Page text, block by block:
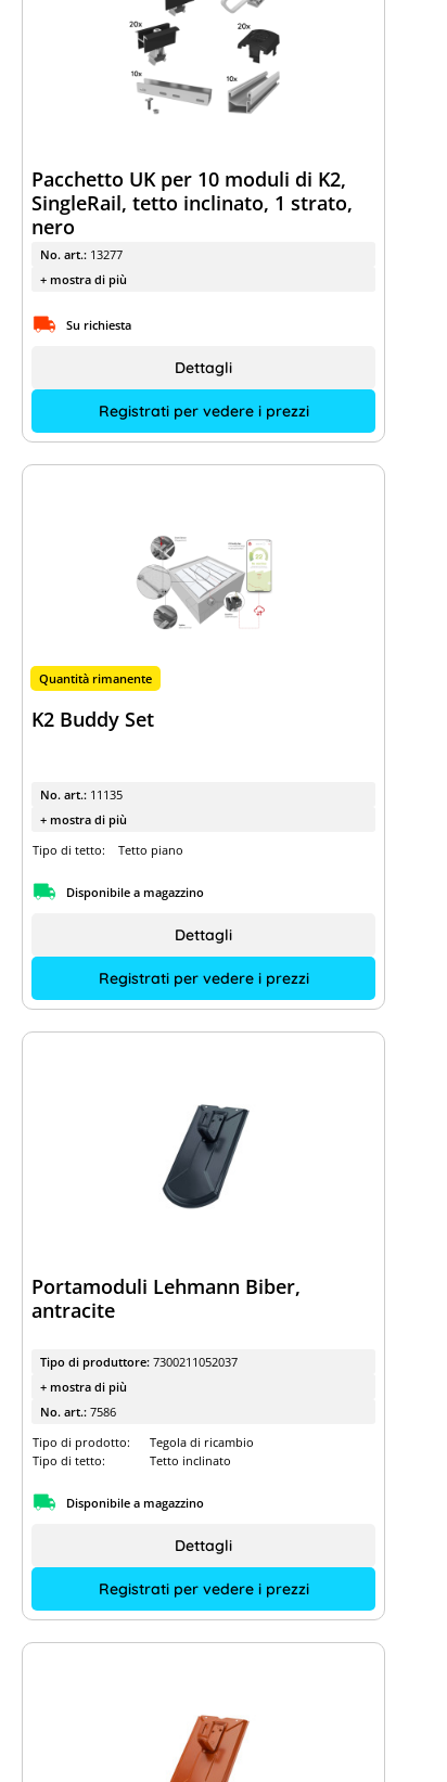
Pacchetto UK per 10 moduli di K2,
SingleRail, tetto inclinato, 1 strato,
nero
No. art.: 13277
+ mostra di più
Su richiesta
Registrati per vedere i prezzi
Dettagli
Quantità rimanente
K2 Buddy Set
No. art.: 11135
+ mostra di più
Tipo di tetto:
Tetto piano
Disponibile a magazzino
Registrati per vedere i prezzi
Dettagli
Portamoduli Lehmann Biber,
antracite
Tipo di produttore: 7300211052037
+ mostra di più
No. art.: 7586
Tipo di prodotto:
Tegola di ricambio
Tipo di tetto:
Tetto inclinato
Disponibile a magazzino
Registrati per vedere i prezzi
Dettagli